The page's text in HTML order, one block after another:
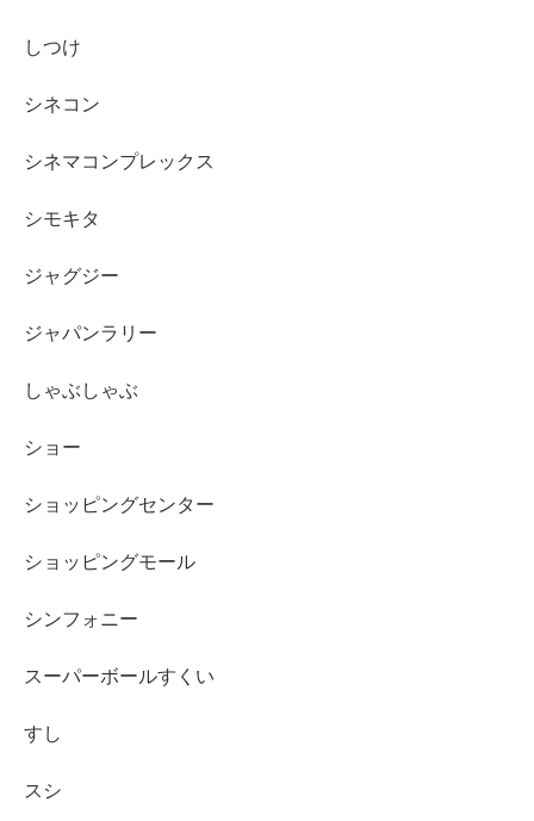
しつけ
シネコン
シネマコンプレックス
シモキタ
ジャグジー
ジャパンラリー
しゃぶしゃぶ
ショー
ショッピングセンター
ショッピングモール
シンフォニー
スーパーボールすくい
すし
スシ